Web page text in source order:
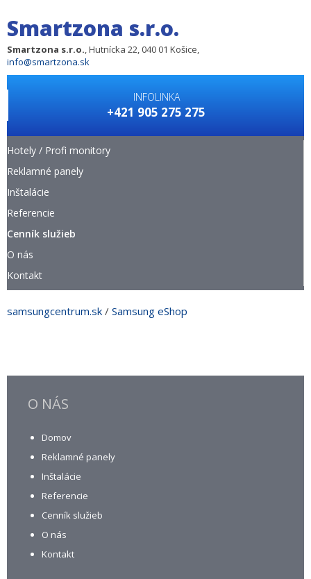
Smartzona s.r.o.
Smartzona s.r.o., Hutnícka 22, 040 01 Košice,
info@smartzona.sk
INFOLINKA
+421 905 275 275
Hotely / Profi monitory
Reklamné panely
Inštalácie
Referencie
Cenník služieb
O nás
Kontakt
samsungcentrum.sk / Samsung eShop
O NÁS
Domov
Reklamné panely
Inštalácie
Referencie
Cenník služieb
O nás
Kontakt